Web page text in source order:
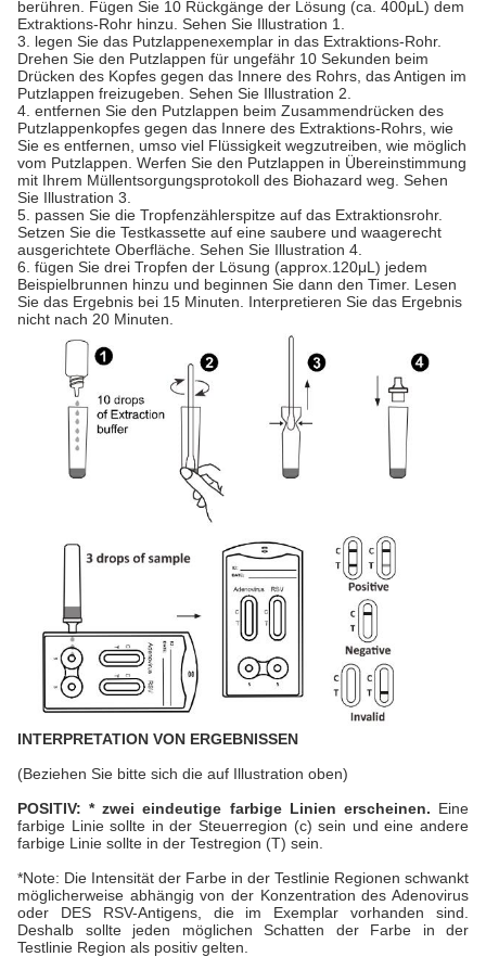
berühren. Fügen Sie 10 Rückgänge der Lösung (ca. 400μL) dem
Extraktions-Rohr hinzu. Sehen Sie Illustration 1.
3. legen Sie das Putzlappenexemplar in das Extraktions-Rohr.
Drehen Sie den Putzlappen für ungefähr 10 Sekunden beim
Drücken des Kopfes gegen das Innere des Rohrs, das Antigen im
Putzlappen freizugeben. Sehen Sie Illustration 2.
4. entfernen Sie den Putzlappen beim Zusammendrücken des
Putzlappenkopfes gegen das Innere des Extraktions-Rohrs, wie
Sie es entfernen, umso viel Flüssigkeit wegzutreiben, wie möglich
vom Putzlappen. Werfen Sie den Putzlappen in Übereinstimmung
mit Ihrem Müllentsorgungsprotokoll des Biohazard weg. Sehen
Sie Illustration 3.
5. passen Sie die Tropfenzählerspitze auf das Extraktionsrohr.
Setzen Sie die Testkassette auf eine saubere und waagerecht
ausgerichtete Oberfläche. Sehen Sie Illustration 4.
6. fügen Sie drei Tropfen der Lösung (approx.120μL) jedem
Beispielbrunnen hinzu und beginnen Sie dann den Timer. Lesen
Sie das Ergebnis bei 15 Minuten. Interpretieren Sie das Ergebnis
nicht nach 20 Minuten.
INTERPRETATION VON ERGEBNISSEN
(Beziehen Sie bitte sich die auf Illustration oben)
POSITIV: * zwei eindeutige farbige Linien erscheinen. Eine
farbige Linie sollte in der Steuerregion (c) sein und eine andere
farbige Linie sollte in der Testregion (T) sein.
*Note: Die Intensität der Farbe in der Testlinie Regionen schwankt
möglicherweise abhängig von der Konzentration des Adenovirus
oder DES RSV-Antigens, die im Exemplar vorhanden sind.
Deshalb sollte jeden möglichen Schatten der Farbe in der
Testlinie Region als positiv gelten.